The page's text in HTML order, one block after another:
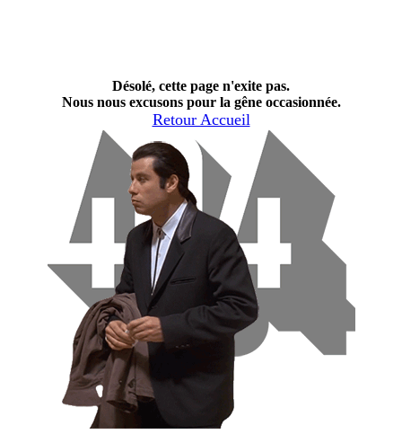
Désolé, cette page n'exite pas.
Nous nous excusons pour la gêne occasionnée.
Retour Accueil